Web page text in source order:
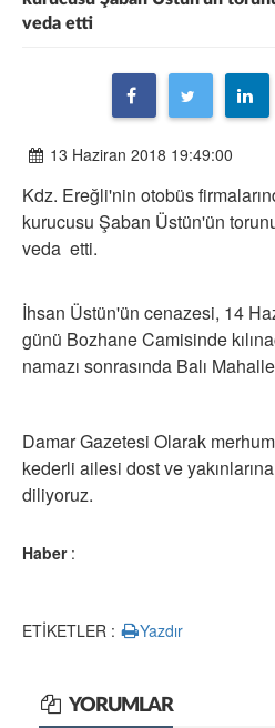
veda etti
13 Haziran 2018 19:49:00
Kdz. Ereğli'nin otobüs
kurucusu Şaban Üstün'ün
veda etti.
İhsan Üstün'ün cenazesi, 14
günü Bozhane Camisinde
namazı sonrasında Balı
Damar Gazetesi Olarak
kederli ailesi dost ve
diliyoruz.
Haber:
ETİKETLER :
Yazdır
YORUMLAR